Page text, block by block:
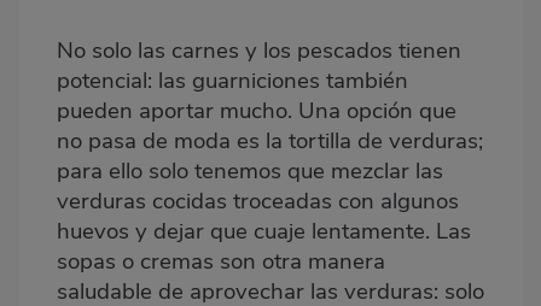
No solo las carnes y los pescados tienen
potencial: las guarniciones también
pueden aportar mucho. Una opción que
no pasa de moda es la tortilla de verduras;
para ello solo tenemos que mezclar las
verduras cocidas troceadas con algunos
huevos y dejar que cuaje lentamente. Las
sopas o cremas son otra manera
saludable de aprovechar las verduras: solo